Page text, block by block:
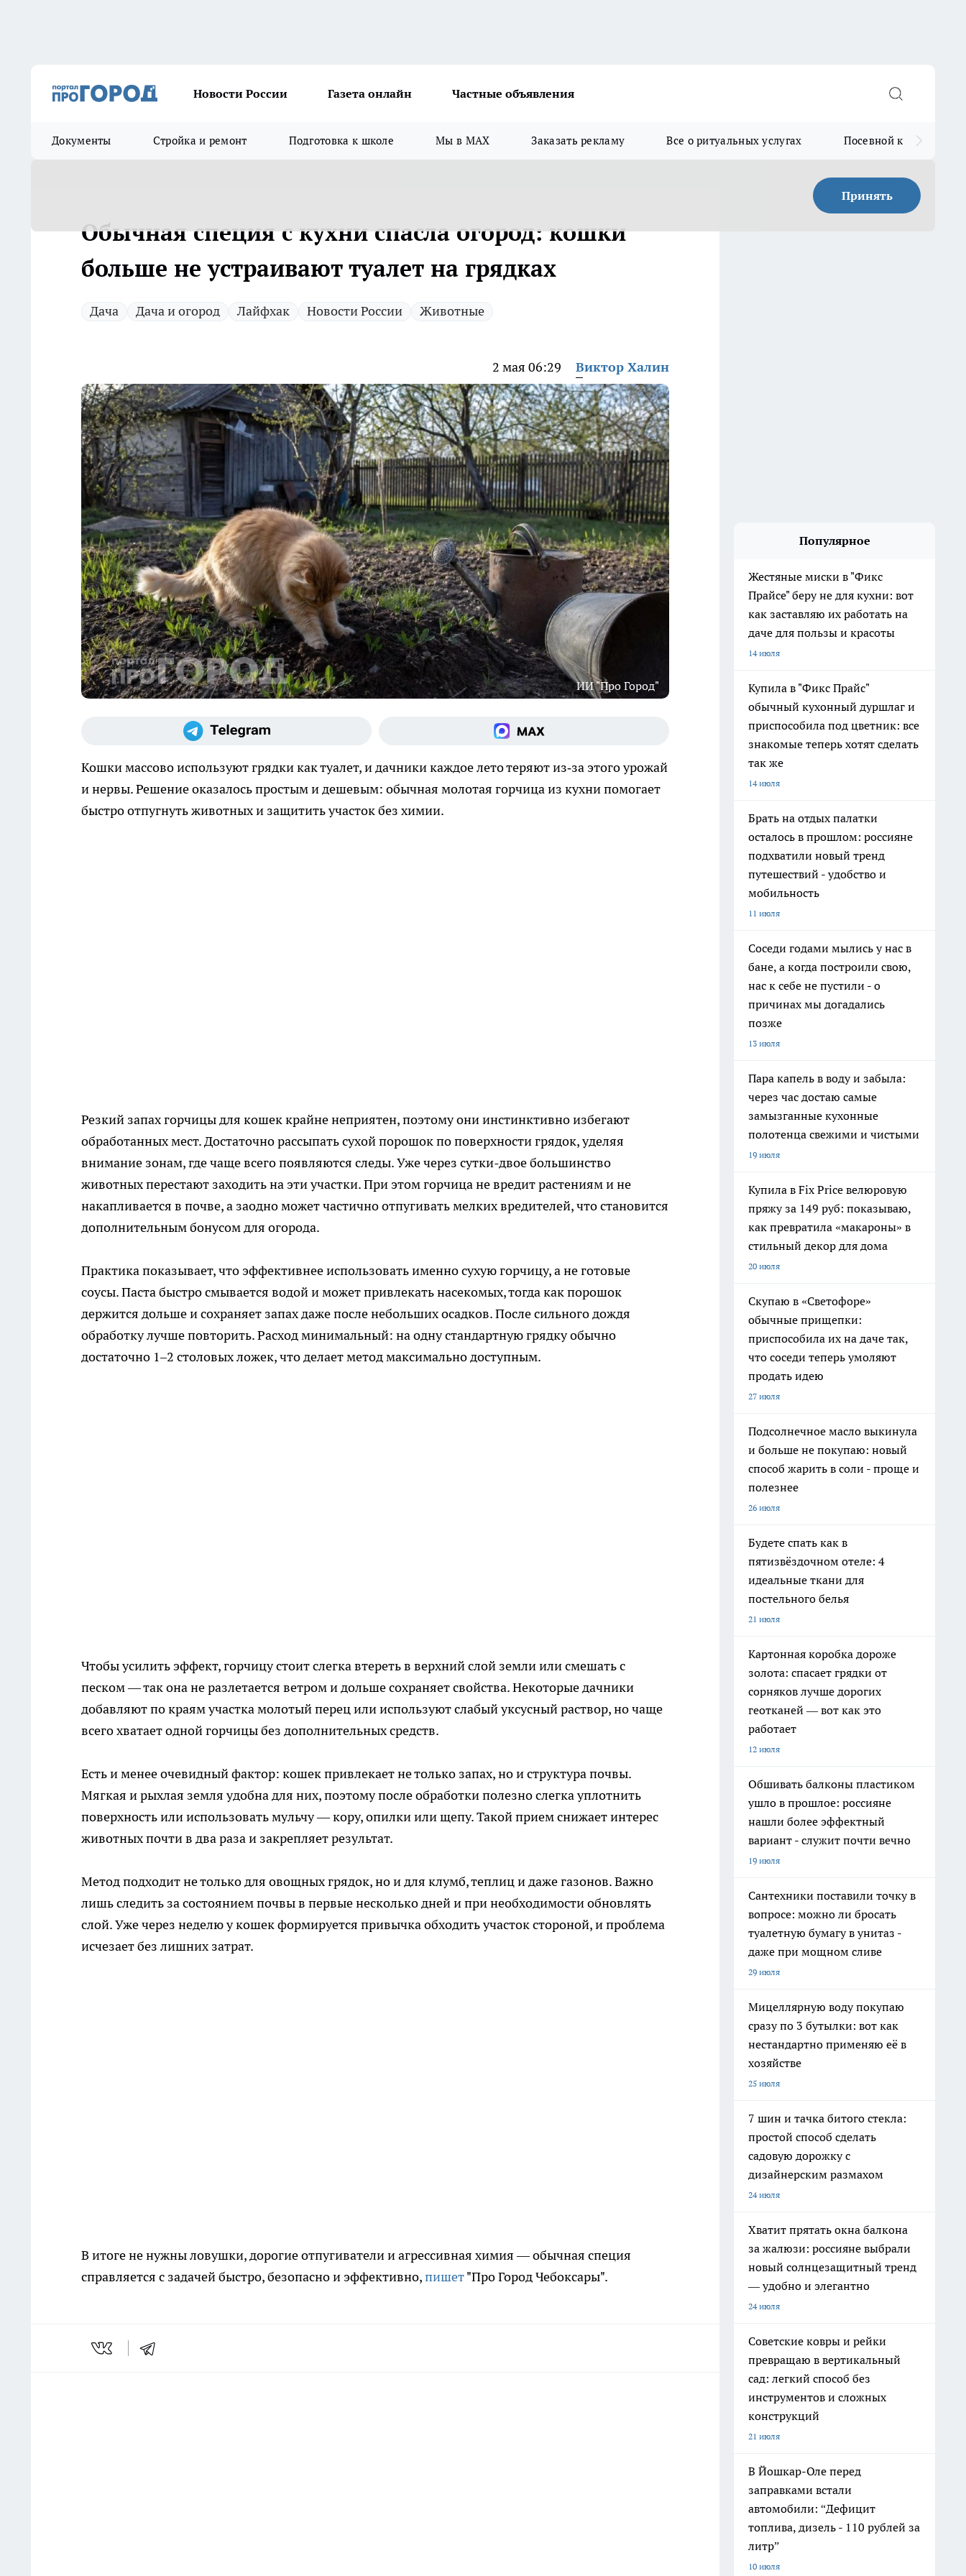
Новости России Газета онлайн Частные объявления
Документы Стройка и ремонт Подготовка к школе Мы в MAX Заказать рекламу Все о ритуальных услугах Посевной календарь
Принять
Обычная специя с кухни спасла огород: кошки
больше не устраивают туалет на грядках
Дача Дача и огород Лайфхак Новости России Животные
2 мая 06:29 Виктор Халин
ИИ "Про Город"
Кошки массово используют грядки как туалет, и дачники каждое лето теряют из‑за этого урожай
и нервы. Решение оказалось простым и дешевым: обычная молотая горчица из кухни помогает
быстро отпугнуть животных и защитить участок без химии.
Резкий запах горчицы для кошек крайне неприятен, поэтому они инстинктивно избегают
обработанных мест. Достаточно рассыпать сухой порошок по поверхности грядок, уделяя
внимание зонам, где чаще всего появляются следы. Уже через сутки-двое большинство
животных перестают заходить на эти участки. При этом горчица не вредит растениям и не
накапливается в почве, а заодно может частично отпугивать мелких вредителей, что становится
дополнительным бонусом для огорода.
Практика показывает, что эффективнее использовать именно сухую горчицу, а не готовые
соусы. Паста быстро смывается водой и может привлекать насекомых, тогда как порошок
держится дольше и сохраняет запах даже после небольших осадков. После сильного дождя
обработку лучше повторить. Расход минимальный: на одну стандартную грядку обычно
достаточно 1–2 столовых ложек, что делает метод максимально доступным.
Чтобы усилить эффект, горчицу стоит слегка втереть в верхний слой земли или смешать с
песком — так она не разлетается ветром и дольше сохраняет свойства. Некоторые дачники
добавляют по краям участка молотый перец или используют слабый уксусный раствор, но чаще
всего хватает одной горчицы без дополнительных средств.
Есть и менее очевидный фактор: кошек привлекает не только запах, но и структура почвы.
Мягкая и рыхлая земля удобна для них, поэтому после обработки полезно слегка уплотнить
поверхность или использовать мульчу — кору, опилки или щепу. Такой прием снижает интерес
животных почти в два раза и закрепляет результат.
Метод подходит не только для овощных грядок, но и для клумб, теплиц и даже газонов. Важно
лишь следить за состоянием почвы в первые несколько дней и при необходимости обновлять
слой. Уже через неделю у кошек формируется привычка обходить участок стороной, и проблема
исчезает без лишних затрат.
В итоге не нужны ловушки, дорогие отпугиватели и агрессивная химия — обычная специя
справляется с задачей быстро, безопасно и эффективно,пишет"Про Город Чебоксары".
Популярное
Жестяные миски в "Фикс
Прайсе" беру не для кухни: вот
как заставляю их работать на
даче для пользы и красоты
14 июля
Купила в "Фикс Прайс"
обычный кухонный дуршлаг и
приспособила под цветник: все
знакомые теперь хотят сделать
так же
14 июля
Брать на отдых палатки
осталось в прошлом: россияне
подхватили новый тренд
путешествий - удобство и
мобильность
11 июля
Соседи годами мылись у нас в
бане, а когда построили свою,
нас к себе не пустили - о
причинах мы догадались
позже
13 июля
Пара капель в воду и забыла:
через час достаю самые
замызганные кухонные
полотенца свежими и чистыми
19 июля
Купила в Fix Price велюровую
пряжу за 149 руб: показываю,
как превратила «макароны» в
стильный декор для дома
20 июля
Скупаю в «Светофоре»
обычные прищепки:
приспособила их на даче так,
что соседи теперь умоляют
продать идею
27 июля
Подсолнечное масло выкинула
и больше не покупаю: новый
способ жарить в соли - проще и
полезнее
26 июля
Будете спать как в
пятизвёздочном отеле: 4
идеальные ткани для
постельного белья
21 июля
Картонная коробка дороже
золота: спасает грядки от
сорняков лучше дорогих
геотканей — вот как это
работает
12 июля
Обшивать балконы пластиком
ушло в прошлое: россияне
нашли более эффектный
вариант - служит почти вечно
19 июля
Сантехники поставили точку в
вопросе: можно ли бросать
туалетную бумагу в унитаз -
даже при мощном сливе
29 июля
Мицеллярную воду покупаю
сразу по 3 бутылки: вот как
нестандартно применяю её в
хозяйстве
25 июля
7 шин и тачка битого стекла:
простой способ сделать
садовую дорожку с
дизайнерским размахом
24 июля
Хватит прятать окна балкона
за жалюзи: россияне выбрали
новый солнцезащитный тренд
— удобно и элегантно
24 июля
Советские ковры и рейки
превращаю в вертикальный
сад: легкий способ без
инструментов и сложных
конструкций
21 июля
В Йошкар-Оле перед
заправками встали
автомобили: “Дефицит
топлива, дизель - 110 рублей за
литр”
10 июля